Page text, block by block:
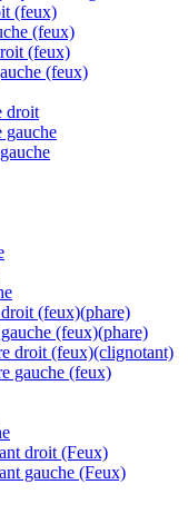
(feux)
(feux)
(feux)
(feux)
droit
gauche
(feux)(phare)
(feux)(phare)
droit (feux)(clignotant)
gauche (feux)
droit (Feux)
gauche (Feux)